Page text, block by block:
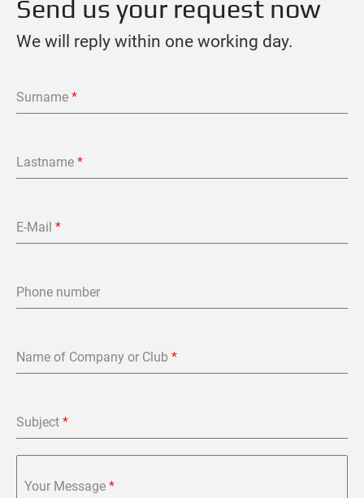
Send us your request now
We will reply within one working day.
Surname *
Lastname *
E-Mail *
Phone number
Name of Company or Club *
Subject *
Your Message *